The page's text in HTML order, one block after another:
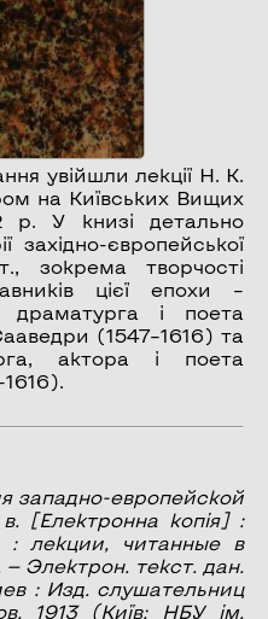
увійшли лекції Н. К.
на Київських Вищих
р. У книзі детально
західно-європейської
зокрема творчості
цієї епохи –
драматурга і поета
(1547–1616) та
актора і поета
западно-европейской
[Електронна копія] :
лекции, читанные в
Электрон. текст. дан.
: Изд. слушательниц
1913 (Київ: НБУ ім.